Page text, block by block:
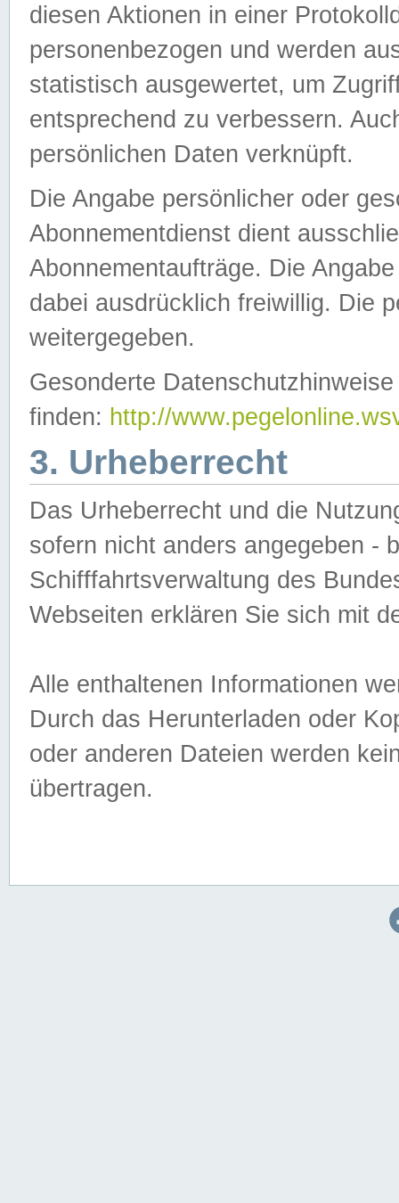
diesen Aktionen in einer
personenbezogen und werden
statistisch ausgewertet, um
entsprechend zu verbessern.
persönlichen Daten verknüpft.
Die Angabe persönlicher oder
Abonnementdienst dient
Abonnementaufträge. Die
dabei ausdrücklich freiwillig. Die
weitergegeben.
Gesonderte
finden: http://
3. Urheberrecht
Das Urheberrecht und die
sofern nicht anders angegeben -
Schifffahrtsverwaltung des
Webseiten erklären Sie sich mit
Alle enthaltenen Informationen
Durch das Herunterladen oder
oder anderen Dateien werden
übertragen.